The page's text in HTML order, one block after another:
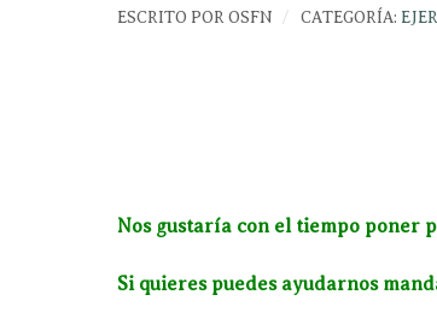
ESCRITO POR OSFN CATEGORÍA:
Nos gustaría con el tiempo poner
Si quieres puedes ayudarnos